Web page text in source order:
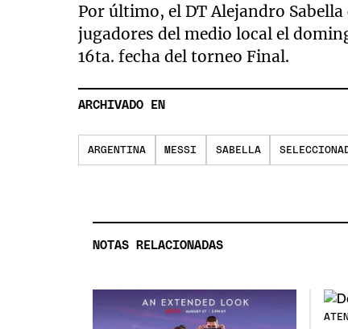
Por último, el DT Alejandro
jugadores del medio local el
16ta. fecha del torneo Final.
ARCHIVADO EN
ARGENTINA MESSI SABELLA
NOTAS RELACIONADAS